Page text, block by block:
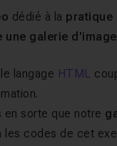
dédié à la pratique
une galerie
langage HTML
en sorte que notre
les codes de cet